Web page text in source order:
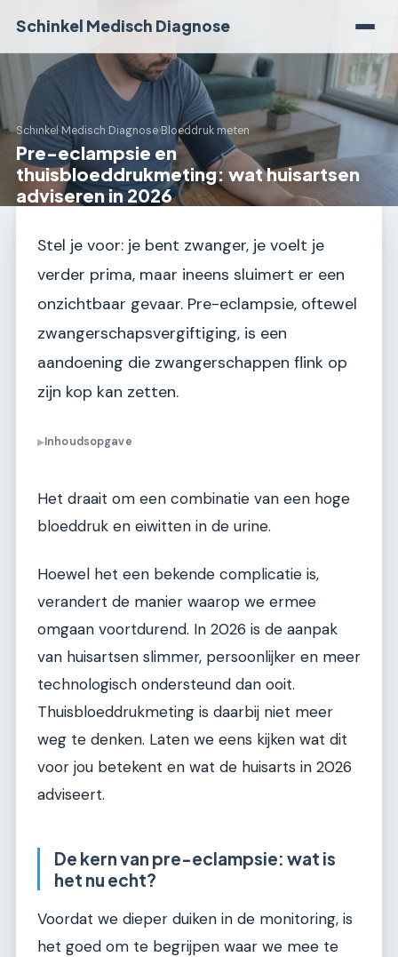
Schinkel Medisch Diagnose
Schinkel Medisch Diagnose›Bloeddruk meten
Pre-eclampsie en
thuisbloeddrukmeting: wat huisartsen
adviseren in 2026
Stel je voor: je bent zwanger, je voelt je
verder prima, maar ineens sluimert er een
onzichtbaar gevaar. Pre-eclampsie, oftewel
zwangerschapsvergiftiging, is een
aandoening die zwangerschappen flink op
zijn kop kan zetten.
▶Inhoudsopgave
Het draait om een combinatie van een hoge
bloeddruk en eiwitten in de urine.
Hoewel het een bekende complicatie is,
verandert de manier waarop we ermee
omgaan voortdurend. In 2026 is de aanpak
van huisartsen slimmer, persoonlijker en meer
technologisch ondersteund dan ooit.
Thuisbloeddrukmeting is daarbij niet meer
weg te denken. Laten we eens kijken wat dit
voor jou betekent en wat de huisarts in 2026
adviseert.
De kern van pre-eclampsie: wat is
het nu echt?
Voordat we dieper duiken in de monitoring, is
het goed om te begrijpen waar we mee te